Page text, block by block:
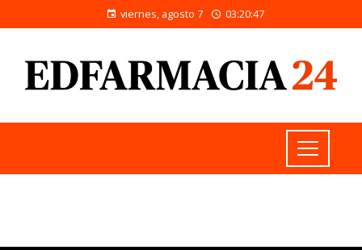
viernes, agosto 7 03:20:48